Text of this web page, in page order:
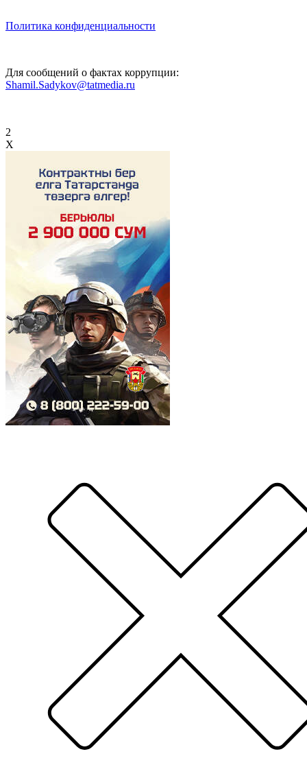
Политика конфиденциальности
Для сообщений о фактах коррупции:
Shamil.Sadykov@tatmedia.ru
2
X